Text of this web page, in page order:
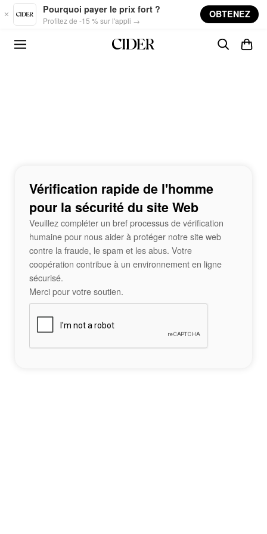
Skip to main content
Pourquoi payer le prix fort ?
Profitez de -15 % sur l'appli →
OBTENEZ
Vérification rapide de l'homme
pour la sécurité du site Web
Veuillez compléter un bref processus de vérification
humaine pour nous aider à protéger notre site web
contre la fraude, le spam et les abus. Votre
coopération contribue à un environnement en ligne
sécurisé.
Merci pour votre soutien.